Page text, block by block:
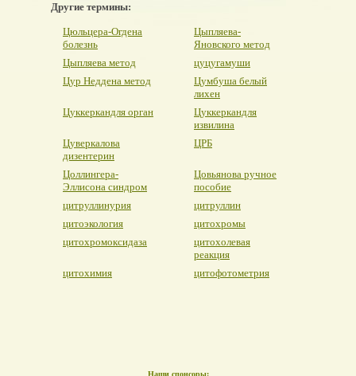
Другие термины:
Цюльцера-Огдена
болезнь
Цыпляева-
Яновского метод
Цыпляева метод
цуцугамуши
Цур Неддена метод
Цумбуша белый
лихен
Цуккеркандля орган
Цуккеркандля
извилина
Цуверкалова
дизентерин
ЦРБ
Цоллингера-
Эллисона синдром
Цовьянова ручное
пособие
цитруллинурия
цитруллин
цитоэкология
цитохромы
цитохромоксидаза
цитохолевая
реакция
цитохимия
цитофотометрия
Наши спонсоры: